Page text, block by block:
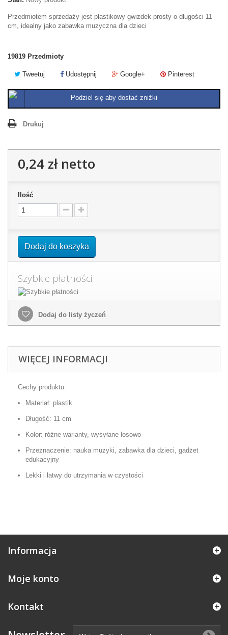
Przedmiotem sprzedaży jest plastikowy gwizdek prosty o długości 11
cm, idealny jako zabawka muzyczna dla dzieci
19819 Przedmioty
Tweetuj Udostępnij Google+ Pinterest
Podziel się aby dostać zniżki
Drukuj
0,24 złnetto
Ilość
Dodaj do koszyka
Szybkie płatności
Dodaj do listy życzeń
WIĘCEJ INFORMACJI
Cechy produktu:
Materiał: plastik
Długość: 11 cm
Kolor: różne warianty, wysyłane losowo
Przeznaczenie: nauka muzyki, zabawka dla dzieci, gadżet
edukacyjny
Lekki i łatwy do utrzymania w czystości
Informacja
Moje konto
Kontakt